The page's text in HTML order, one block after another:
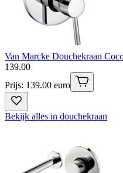
Van Marcke Douchekraan
139.00
Prijs: 139.00 euro
Bekijk alles in douchekraan